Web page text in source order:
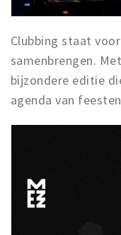
Clubbing staat
samenbrengen.
bijzondere editie
agenda van